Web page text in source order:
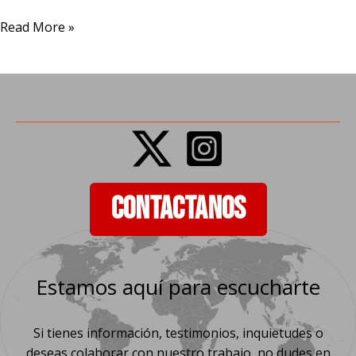
Fundraising
Read More »
CONTACTANOS
Estamos aquí para escucharte
Si tienes información, testimonios, inquietudes o